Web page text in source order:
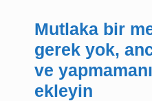
Mutlaka bir
gerek yok,
ve
ekleyin